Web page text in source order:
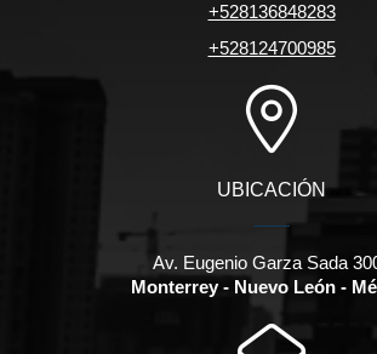
+528136848283
+528124700985
UBICACIÓN
Av. Eugenio Garza Sada
Monterrey - Nuevo León -